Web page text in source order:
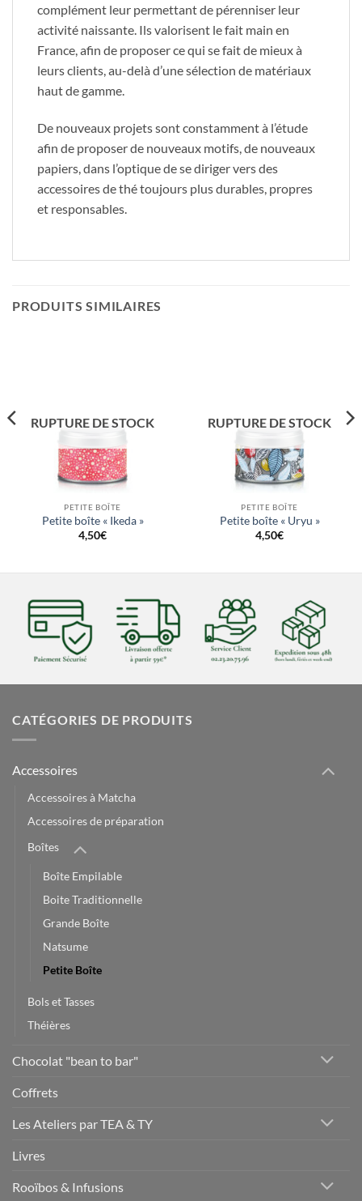
complément leur permettant de pérenniser leur
activité naissante. Ils valorisent le fait main en
France, afin de proposer ce qui se fait de mieux à
leurs clients, au-delà d’une sélection de matériaux
haut de gamme.
De nouveaux projets sont constamment à l’étude
afin de proposer de nouveaux motifs, de nouveaux
papiers, dans l’optique de se diriger vers des
accessoires de thé toujours plus durables, propres
et responsables.
PRODUITS SIMILAIRES
RUPTURE DE STOCK
PETITE BOÎTE
Petite boîte « Ikeda »
4,50€
RUPTURE DE STOCK
PETITE BOÎTE
Petite boîte « Uryu »
4,50€
CATÉGORIES DE PRODUITS
Accessoires
Accessoires à Matcha
Accessoires de préparation
Boîtes
Boîte Empilable
Boite Traditionnelle
Grande Boîte
Natsume
Petite Boîte
Bols et Tasses
Théières
Chocolat "bean to bar"
Coffrets
Les Ateliers par TEA & TY
Livres
Rooïbos & Infusions